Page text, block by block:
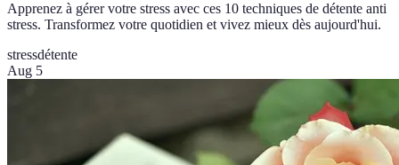
Apprenez à gérer votre stress avec ces 10 techniques de détente anti
stress. Transformez votre quotidien et vivez mieux dès aujourd'hui.
stressdétente
Aug 5